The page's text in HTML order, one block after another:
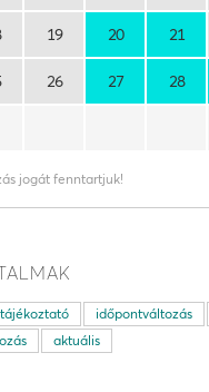
19 20 21
26 27 28
jogát fenntartjuk!
tájékoztató időpontváltozás
aktuális